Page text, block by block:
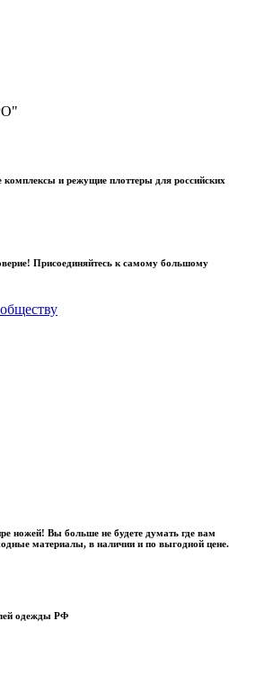
комплексы и режущие плоттеры для российских
Присоединяйтесь к самому большому
ножей! Вы больше не будете думать где вам
материалы, в наличии и по выгодной цене.
одежды РФ